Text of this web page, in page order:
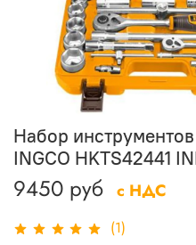
(1)
Набор
INGCO HKTS42441
9450 руб с НДС